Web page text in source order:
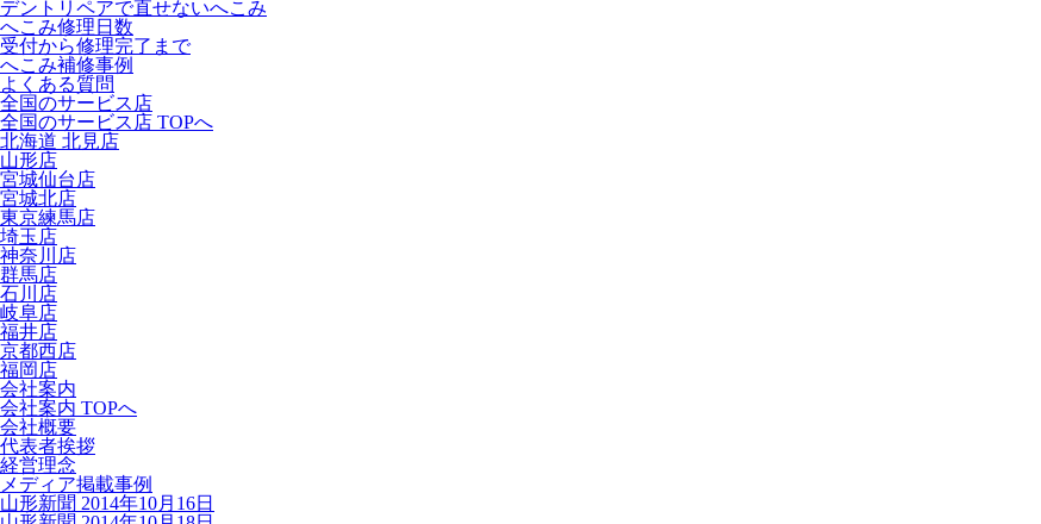
デントリペアで直せないへこみ
へこみ修理日数
受付から修理完了まで
へこみ補修事例
よくある質問
全国のサービス店
全国のサービス店 TOPへ
北海道 北見店
山形店
宮城仙台店
宮城北店
東京練馬店
埼玉店
神奈川店
群馬店
石川店
岐阜店
福井店
京都西店
福岡店
会社案内
会社案内 TOPへ
会社概要
代表者挨拶
経営理念
メディア掲載事例
山形新聞 2014年10月16日